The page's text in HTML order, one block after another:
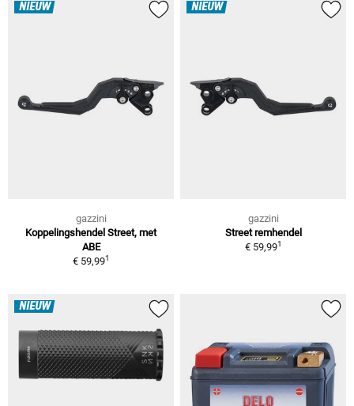
NIEUW
gazzini
Koppelingshendel Street, met
ABE
€ 59,991
NIEUW
gazzini
Street remhendel
€ 59,991
NIEUW